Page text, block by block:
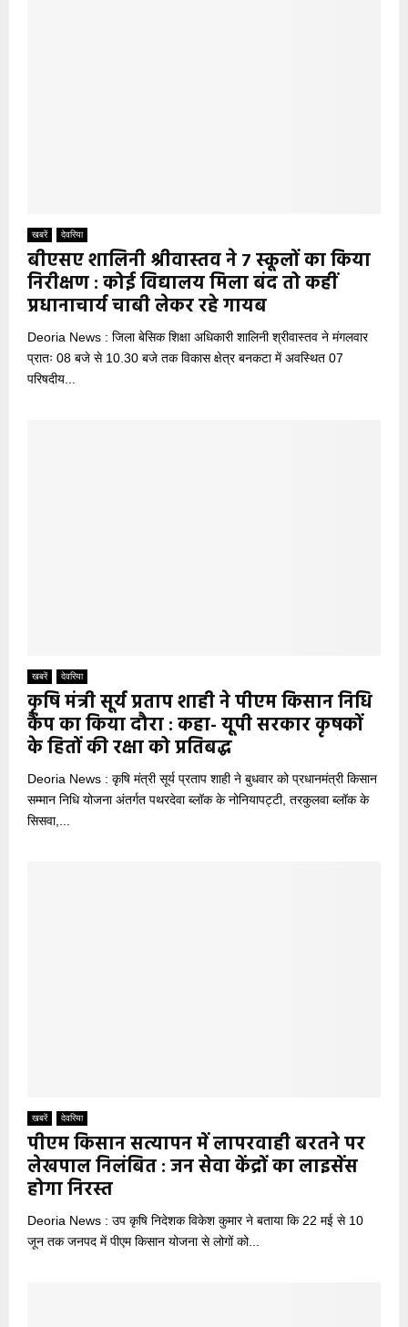
खबरें देवरिया
बीएसए शालिनी श्रीवास्तव ने 7 स्कूलों का किया
निरीक्षण : कोई विद्यालय मिला बंद तो कहीं
प्रधानाचार्य चाबी लेकर रहे गायब
Deoria News : जिला बेसिक शिक्षा अधिकारी शालिनी श्रीवास्तव ने मंगलवार
प्रातः 08 बजे से 10.30 बजे तक विकास क्षेत्र बनकटा में अवस्थित 07
परिषदीय...
खबरें देवरिया
कृषि मंत्री सूर्य प्रताप शाही ने पीएम किसान निधि
कैंप का किया दौरा : कहा- यूपी सरकार कृषकों
के हितों की रक्षा को प्रतिबद्ध
Deoria News : कृषि मंत्री सूर्य प्रताप शाही ने बुधवार को प्रधानमंत्री किसान
सम्मान निधि योजना अंतर्गत पथरदेवा ब्लॉक के नोनियापट्टी, तरकुलवा ब्लॉक के
सिसवा,...
खबरें देवरिया
पीएम किसान सत्यापन में लापरवाही बरतने पर
लेखपाल निलंबित : जन सेवा केंद्रों का लाइसेंस
होगा निरस्त
Deoria News : उप कृषि निदेशक विकेश कुमार ने बताया कि 22 मई से 10
जून तक जनपद में पीएम किसान योजना से लोगों को...